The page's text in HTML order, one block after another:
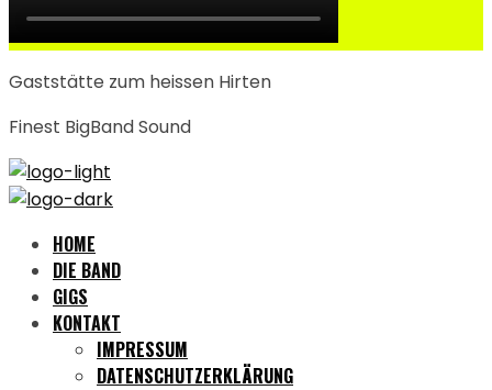
Gaststätte zum heissen Hirten
Finest BigBand Sound
HOME
DIE BAND
GIGS
KONTAKT
IMPRESSUM
DATENSCHUTZERKLÄRUNG